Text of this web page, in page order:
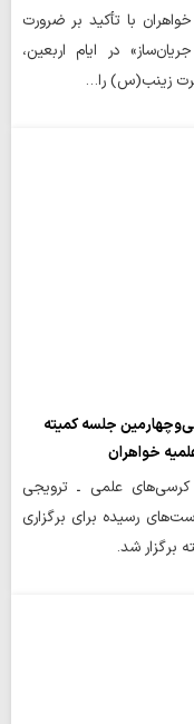
با تأکید بر ضرورت
در ایام اربعین،
زینب(س) را…
جلسه کمیته
خواهران
علمی ـ ترویجی
رسیده برای برگزاری
برگزار شد.